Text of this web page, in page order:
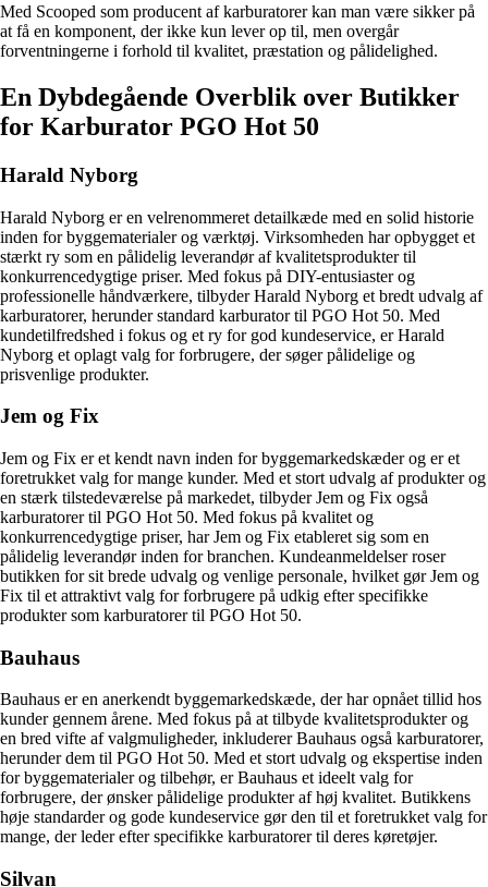
Med Scooped som producent af karburatorer kan man være sikker på
at få en komponent, der ikke kun lever op til, men overgår
forventningerne i forhold til kvalitet, præstation og pålidelighed.
En Dybdegående Overblik over Butikker
for Karburator PGO Hot 50
Harald Nyborg
Harald Nyborg er en velrenommeret detailkæde med en solid historie
inden for byggematerialer og værktøj. Virksomheden har opbygget et
stærkt ry som en pålidelig leverandør af kvalitetsprodukter til
konkurrencedygtige priser. Med fokus på DIY-entusiaster og
professionelle håndværkere, tilbyder Harald Nyborg et bredt udvalg af
karburatorer, herunder standard karburator til PGO Hot 50. Med
kundetilfredshed i fokus og et ry for god kundeservice, er Harald
Nyborg et oplagt valg for forbrugere, der søger pålidelige og
prisvenlige produkter.
Jem og Fix
Jem og Fix er et kendt navn inden for byggemarkedskæder og er et
foretrukket valg for mange kunder. Med et stort udvalg af produkter og
en stærk tilstedeværelse på markedet, tilbyder Jem og Fix også
karburatorer til PGO Hot 50. Med fokus på kvalitet og
konkurrencedygtige priser, har Jem og Fix etableret sig som en
pålidelig leverandør inden for branchen. Kundeanmeldelser roser
butikken for sit brede udvalg og venlige personale, hvilket gør Jem og
Fix til et attraktivt valg for forbrugere på udkig efter specifikke
produkter som karburatorer til PGO Hot 50.
Bauhaus
Bauhaus er en anerkendt byggemarkedskæde, der har opnået tillid hos
kunder gennem årene. Med fokus på at tilbyde kvalitetsprodukter og
en bred vifte af valgmuligheder, inkluderer Bauhaus også karburatorer,
herunder dem til PGO Hot 50. Med et stort udvalg og ekspertise inden
for byggematerialer og tilbehør, er Bauhaus et ideelt valg for
forbrugere, der ønsker pålidelige produkter af høj kvalitet. Butikkens
høje standarder og gode kundeservice gør den til et foretrukket valg for
mange, der leder efter specifikke karburatorer til deres køretøjer.
Silvan